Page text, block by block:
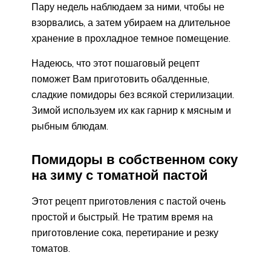
Пару недель наблюдаем за ними, чтобы не
взорвались, а затем убираем на длительное
хранение в прохладное темное помещение.
Надеюсь, что этот пошаговый рецепт
поможет Вам приготовить обалденные,
сладкие помидоры без всякой стерилизации.
Зимой используем их как гарнир к мясным и
рыбным блюдам.
Помидоры в собственном соку
на зиму с томатной пастой
Этот рецепт приготовления с пастой очень
простой и быстрый. Не тратим время на
приготовление сока, перетирание и резку
томатов.